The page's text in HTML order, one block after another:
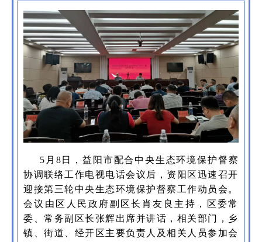
5月8日，益阳市配合中央生态环境保护督察
协调联络工作电视电话会议后，资阳区迅速召开
迎接第三轮中央生态环境保护督察工作动员会。
会议由区人民政府副区长肖友良主持，区委常
委、常务副区长张辉出席并讲话，相关部门，乡
镇、街道、经开区主要负责人及相关人员参加会